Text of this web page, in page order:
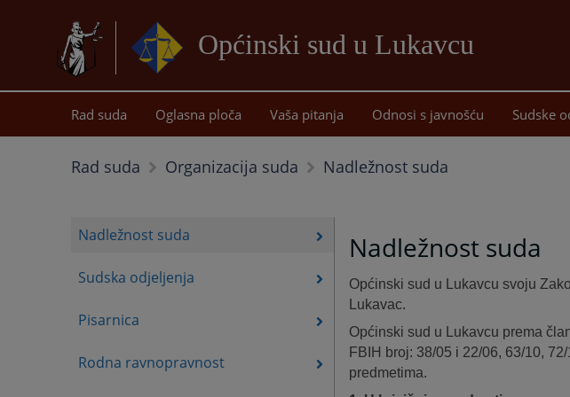
Općinski sud u Lukavcu
sadržaj
Rad suda Oglasna ploča Vaša pitanja Odnosi s javnošću Sudske
Rad suda Organizacija suda Nadležnost suda
Nadležnost suda
Sudska odjeljenja
Pisarnica
Rodna ravnopravnost
Nadležnost suda
Općinski sud u Lukavcu svoju
Lukavac.
Općinski sud u Lukavcu prema
FBIH broj: 38/05 i 22/06, 63/10,
predmetima.